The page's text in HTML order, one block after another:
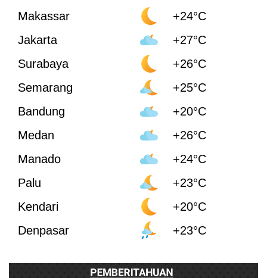
Makassar
+24°C
Jakarta
+27°C
Surabaya
+26°C
Semarang
+25°C
Bandung
+20°C
Medan
+26°C
Manado
+24°C
Palu
+23°C
Kendari
+20°C
Denpasar
+23°C